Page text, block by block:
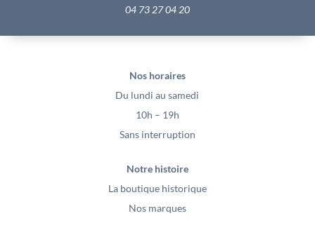
04 73 27 04 20
Nos horaires
Du lundi au samedi
10h – 19h
Sans interruption
Notre histoire
La boutique historique
Nos marques